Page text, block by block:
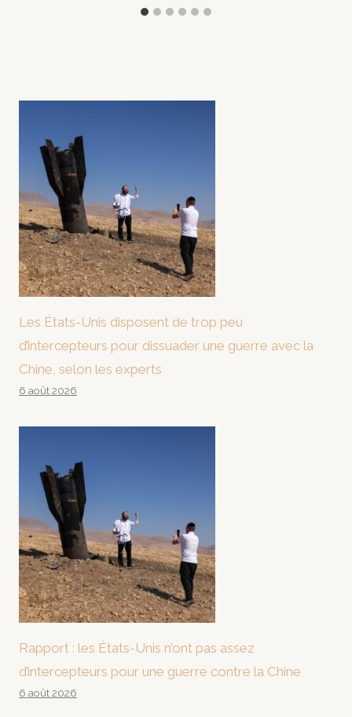
Les États-Unis disposent de trop peu
d’intercepteurs pour dissuader une guerre avec la
Chine, selon les experts
6 août 2026
Rapport : les États-Unis n’ont pas assez
d’intercepteurs pour une guerre contre la Chine
6 août 2026